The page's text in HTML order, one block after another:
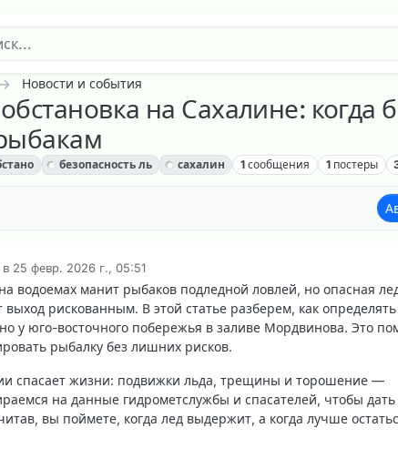
Новости и события
на Сахалине: когда
безопасность ль сахалин 1 сообщения 1 постеры
в 25 февр. 2026 г., 05:51
водоемах манит рыбаков подледной ловлей, но опасная
выход рискованным. В этой статье разберем, как определять
у юго-восточного побережья в заливе Мордвинова. Это
рыбалку без лишних рисков.
спасает жизни: подвижки льда, трещины и торошение —
на данные гидрометслужбы и спасателей, чтобы дать
вы поймете, когда лед выдержит, а когда лучше